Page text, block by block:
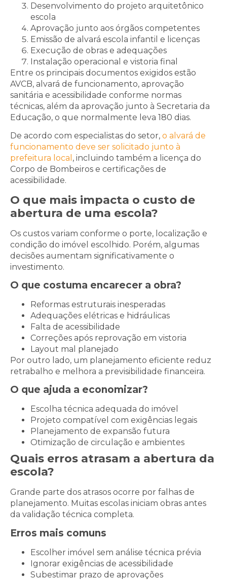
Desenvolvimento do projeto arquitetônico
escola
Aprovação junto aos órgãos competentes
Emissão de alvará escola infantil e licenças
Execução de obras e adequações
Instalação operacional e vistoria final
Entre os principais documentos exigidos estão
AVCB, alvará de funcionamento, aprovação
sanitária e acessibilidade conforme normas
técnicas, além da aprovação junto à Secretaria da
Educação, o que normalmente leva 180 dias.
De acordo com especialistas do setor, o alvará de
funcionamento deve ser solicitado junto à
prefeitura local , incluindo também a licença do
Corpo de Bombeiros e certificações de
acessibilidade.
O que mais impacta o custo de
abertura de uma escola?
Os custos variam conforme o porte, localização e
condição do imóvel escolhido. Porém, algumas
decisões aumentam significativamente o
investimento.
O que costuma encarecer a obra?
Reformas estruturais inesperadas
Adequações elétricas e hidráulicas
Falta de acessibilidade
Correções após reprovação em vistoria
Layout mal planejado
Por outro lado, um planejamento eficiente reduz
retrabalho e melhora a previsibilidade financeira.
O que ajuda a economizar?
Escolha técnica adequada do imóvel
Projeto compatível com exigências legais
Planejamento de expansão futura
Otimização de circulação e ambientes
Quais erros atrasam a abertura da
escola?
Grande parte dos atrasos ocorre por falhas de
planejamento. Muitas escolas iniciam obras antes
da validação técnica completa.
Erros mais comuns
Escolher imóvel sem análise técnica prévia
Ignorar exigências de acessibilidade
Subestimar prazo de aprovações